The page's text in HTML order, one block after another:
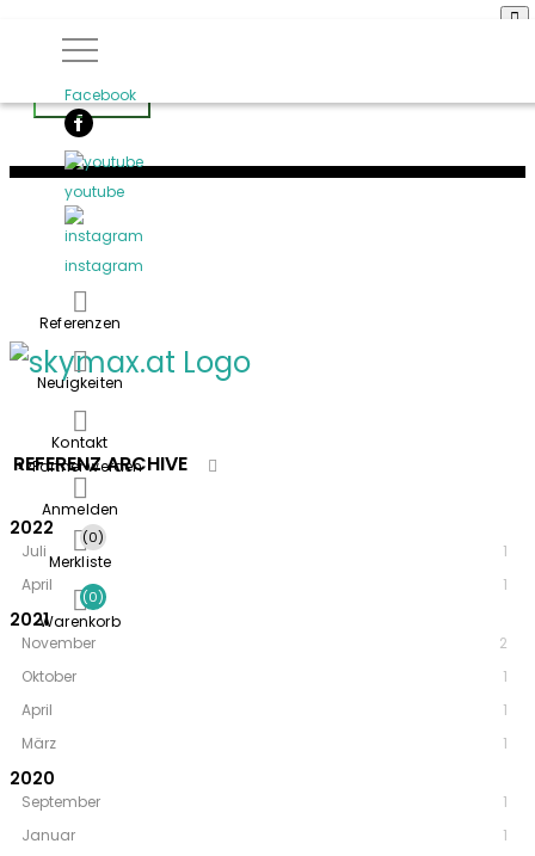
Facebook
youtube
instagram
Referenzen
Neuigkeiten
Kontakt
>>Partner werden
Anmelden
Merkliste
(0)
Warenkorb
(0)
Logo
REFERENZ ARCHIVE
2022
Juli
1
April
1
2021
November
2
Oktober
1
April
1
März
1
2020
September
1
Januar
1